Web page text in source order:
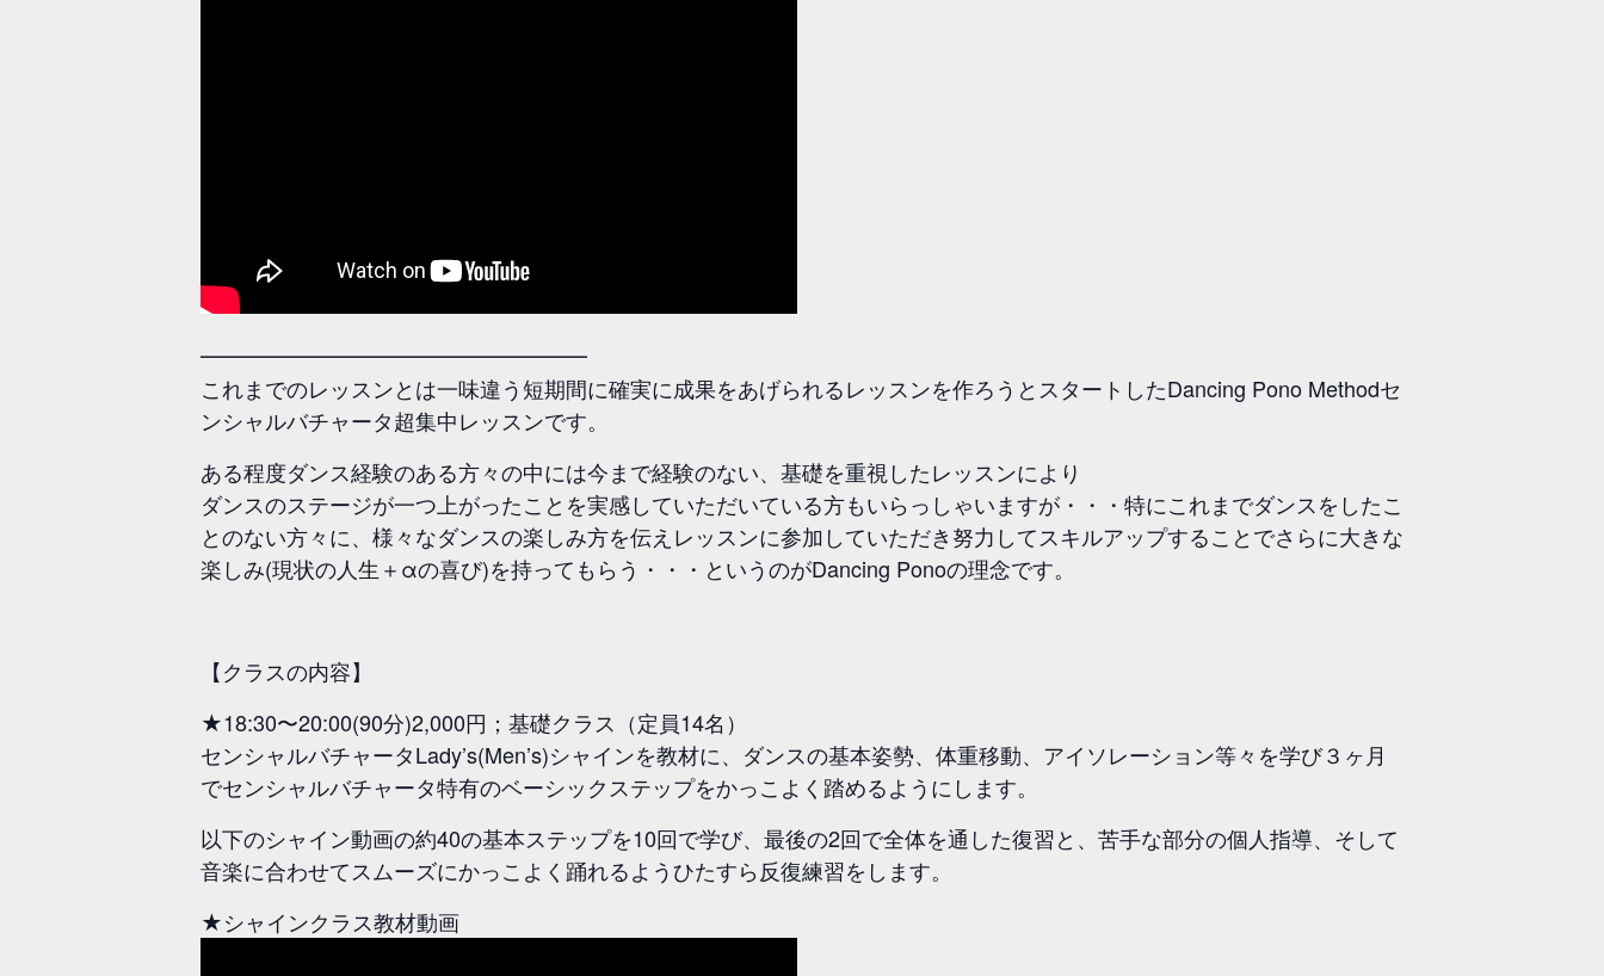
━━━━━━━━━━━━━━━━━━
これまでのレッスンとは一味違う短期間に確実に成果をあげられるレッスンを作ろうとスタートしたDancing Pono Methodセ
ンシャルバチャータ超集中レッスンです。
ある程度ダンス経験のある方々の中には今まで経験のない、基礎を重視したレッスンにより
ダンスのステージが一つ上がったことを実感していただいている方もいらっしゃいますが・・・特にこれまでダンスをしたこ
とのない方々に、様々なダンスの楽しみ方を伝えレッスンに参加していただき努力してスキルアップすることでさらに大きな
楽しみ(現状の人生＋αの喜び)を持ってもらう・・・というのがDancing Ponoの理念です。
【クラスの内容】
★18:30〜20:00(90分)2,000円；基礎クラス（定員14名）
センシャルバチャータLady’s(Men’s)シャインを教材に、ダンスの基本姿勢、体重移動、アイソレーション等々を学び３ヶ月
でセンシャルバチャータ特有のベーシックステップをかっこよく踏めるようにします。
以下のシャイン動画の約40の基本ステップを10回で学び、最後の2回で全体を通した復習と、苦手な部分の個人指導、そして
音楽に合わせてスムーズにかっこよく踊れるようひたすら反復練習をします。
★シャインクラス教材動画